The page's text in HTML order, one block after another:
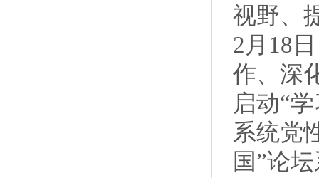
视野、
2月18
作、深
启动“
系统党
国”论